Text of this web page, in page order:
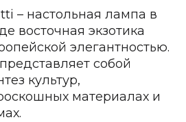
заказ
– настольная лампа в
восточная экзотика
элегантностью.
собой
культур,
материалах и